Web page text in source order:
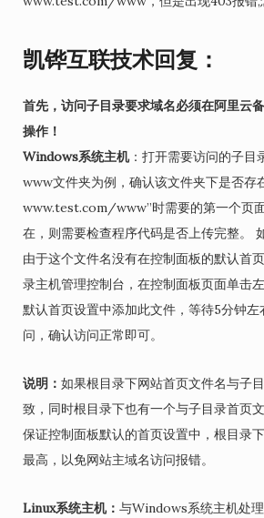
凯铧互联技术回复：
首先，访问子目录要求域名必须在阿里云
操作！
Windows系统主机：打开需要访问的子目
www文件夹为例，确认该文件夹下是否存
www.test.com/www”时需要的第一个页
在，则需要检查程序代码是否上传完整。
由于这个文件名没有在控制面板的默认首
录主机管理控制台，在控制面板页面单击
默认首页设置中添加此文件，等待5分钟
问，确认访问正常即可。
说明： 如果根目录下网站首页文件名与子
致，同时根目录下也有一个与子目录首页
保证控制面板默认的首页设置中，根目录
最高，以免网站主域名访问报错。
Linux系统主机： 与Windows系统主机处